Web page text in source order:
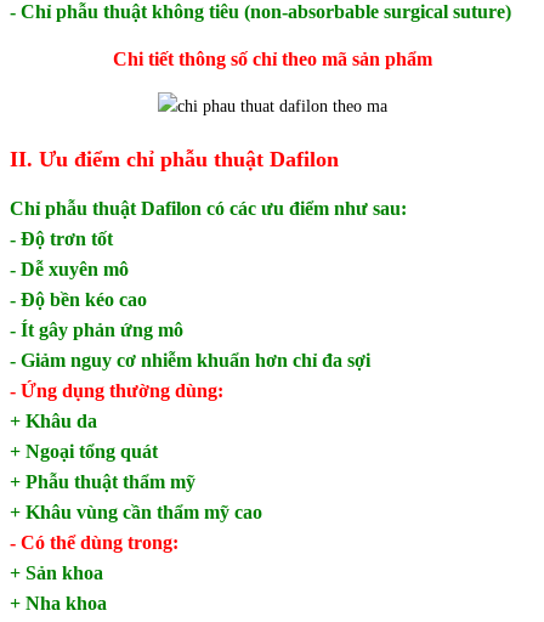
- Chỉ phẫu thuật không tiêu (non-absorbable surgical suture)
Chi tiết thông số chỉ theo mã sản phẩm
II. Ưu điểm chỉ phẫu thuật Dafilon
Chỉ phẫu thuật Dafilon có các ưu điểm như sau:
- Độ trơn tốt
- Dễ xuyên mô
- Độ bền kéo cao
- Ít gây phản ứng mô
- Giảm nguy cơ nhiễm khuẩn hơn chỉ đa sợi
- Ứng dụng thường dùng:
+ Khâu da
+ Ngoại tổng quát
+ Phẫu thuật thẩm mỹ
+ Khâu vùng cần thẩm mỹ cao
- Có thể dùng trong:
+ Sản khoa
+ Nha khoa